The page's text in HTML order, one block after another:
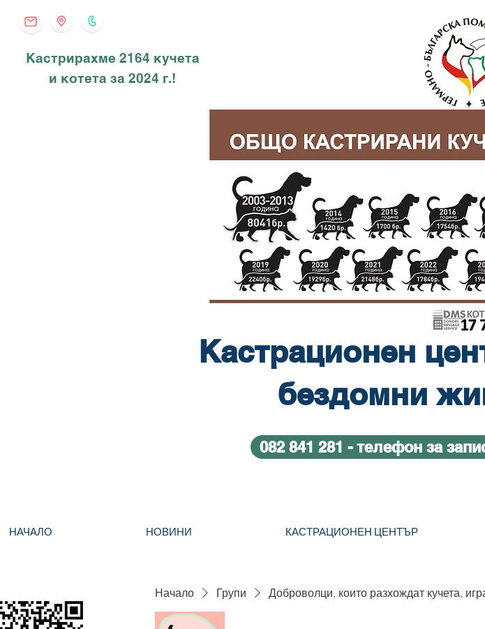
Кастрирахме 2164 кучета
и котета за 2024 г.!
Кастрационен
бездомни
082 841 281 - телефон за
НАЧАЛО НОВИНИ КАСТРАЦИОНЕН ЦЕНТЪР
Начало Групи Доброволци, които разхождат кучета,